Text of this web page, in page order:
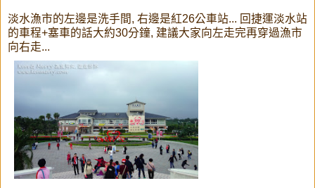
淡水漁市的左邊是洗手間, 右邊是紅26公車站... 回捷運淡水站
的車程+塞車的話大約30分鐘, 建議大家向左走完再穿過漁市
向右走...